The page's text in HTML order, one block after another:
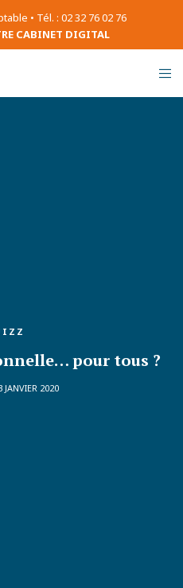
• Tél. : 02 32 76 02 76
CABINET DIGITAL
pour tous ?
JANVIER 2020